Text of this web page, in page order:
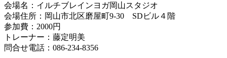
会場名：イルチブレインヨガ岡山スタジオ
会場住所：岡山市北区磨屋町9-30 SDビル４階
参加費：2000円
トレーナー：藤定明美
問合せ電話：086-234-8356